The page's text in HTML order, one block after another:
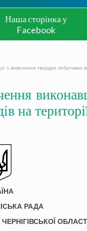
Наша сторінка у
Facebook
вивезення твердих побутових
на
РАДА